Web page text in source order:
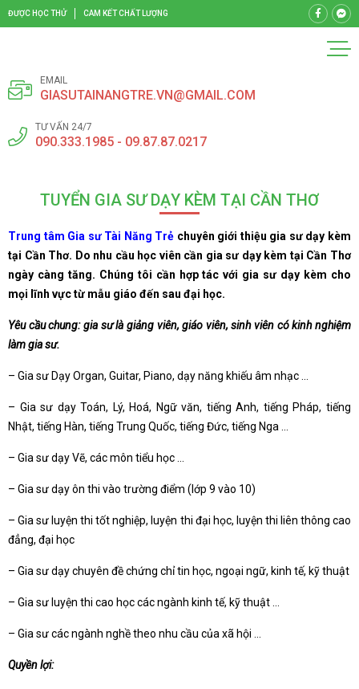
ĐƯỢC HỌC THỬ CAM KẾT CHẤT LƯỢNG
EMAIL
GIASUTAINANGTRE.VN@GMAIL.COM
TƯ VẤN 24/7
090.333.1985 - 09.87.87.0217
TUYỂN GIA SƯ DẠY KÈM TẠI CẦN THƠ
Trung tâm Gia sư Tài Năng Trẻ chuyên giới thiệu gia sư dạy kèm
tại Cần Thơ. Do nhu cầu học viên cần gia sư dạy kèm tại Cần Thơ
ngày càng tăng. Chúng tôi cần hợp tác với gia sư dạy kèm cho
mọi lĩnh vực từ mẫu giáo đến sau đại học.
Yêu cầu chung: gia sư là giảng viên, giáo viên, sinh viên có kinh nghiệm
làm gia sư.
– Gia sư Dạy Organ, Guitar, Piano, dạy năng khiếu âm nhạc …
– Gia sư dạy Toán, Lý, Hoá, Ngữ văn, tiếng Anh, tiếng Pháp, tiếng
Nhật, tiếng Hàn, tiếng Trung Quốc, tiếng Đức, tiếng Nga …
– Gia sư dạy Vẽ, các môn tiểu học …
– Gia sư dạy ôn thi vào trường điểm (lớp 9 vào 10)
– Gia sư luyện thi tốt nghiệp, luyện thi đại học, luyện thi liên thông cao
đẳng, đại học
– Gia sư dạy chuyên đề chứng chỉ tin học, ngoại ngữ, kinh tế, kỹ thuật
– Gia sư luyện thi cao học các ngành kinh tế, kỹ thuật …
– Gia sư các ngành nghề theo nhu cầu của xã hội …
Quyền lợi: